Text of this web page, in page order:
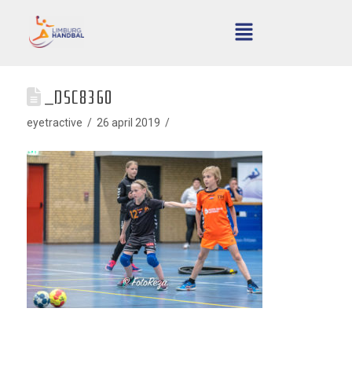
_DSC8360
eyetractive 26 april 2019